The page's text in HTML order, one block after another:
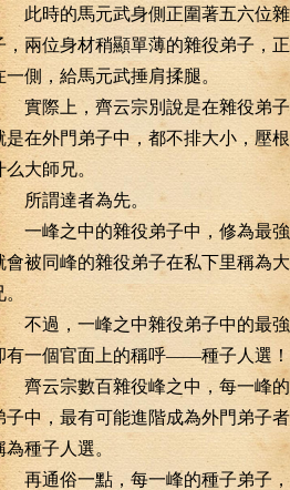
時的馬元武身側正圍著五六位雜
，兩位身材稍顯單薄的雜役弟子，
一側，給馬元武捶肩揉腿。
際上，齊云宗別說是在雜役弟子
是在外門弟子中，都不排大小，壓
么大師兄。
謂達者為先。
峰之中的雜役弟子中，修為最強
會被同峰的雜役弟子在私下里稱為
。
過，一峰之中雜役弟子中的最強
有一個官面上的稱呼——種子人選！
云宗數百雜役峰之中，每一峰的
子中，最有可能進階成為外門弟子
為種子人選。
通俗一點，每一峰的種子弟子，